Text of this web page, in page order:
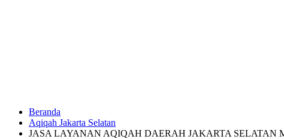
HUBUNGI
KAMI
Beranda
Aqiqah Jakarta Selatan
JASA LAYANAN AQIQAH DAERAH JAKARTA SELATAN